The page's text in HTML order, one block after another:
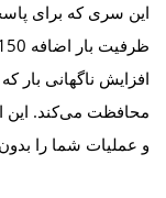
این سری که برای
افزایش ناگهانی بار
محافظت می‌کند. این
و عملیات شما را